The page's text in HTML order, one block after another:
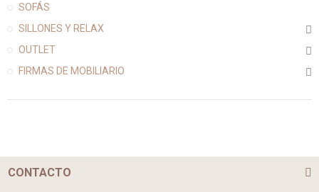
SOFÁS
SILLONES Y RELAX
OUTLET
FIRMAS DE MOBILIARIO
CONTACTO